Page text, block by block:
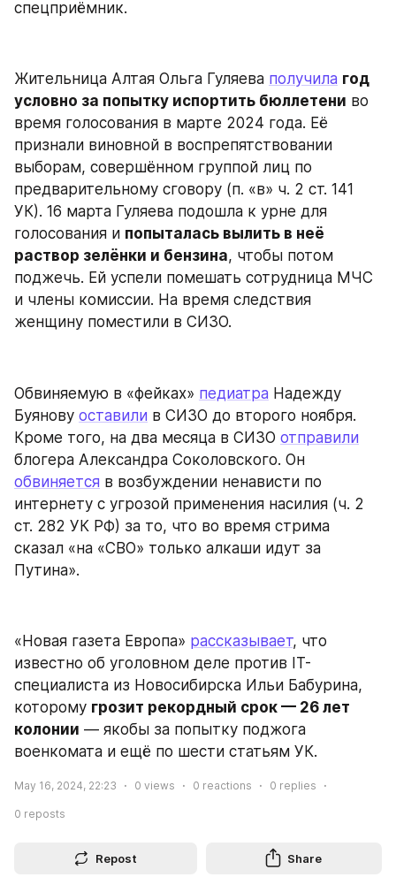
спецприёмник.
Жительница Алтая Ольга Гуляева получила год
условно за попытку испортить бюллетени во
время голосования в марте 2024 года. Её
признали виновной в воспрепятствовании
выборам, совершённом группой лиц по
предварительному сговору (п. «в» ч. 2 ст. 141
УК). 16 марта Гуляева подошла к урне для
голосования и попыталась вылить в неё
раствор зелёнки и бензина, чтобы потом
поджечь. Ей успели помешать сотрудница МЧС
и члены комиссии. На время следствия
женщину поместили в СИЗО.
Обвиняемую в «фейках» педиатра Надежду
Буянову оставили в СИЗО до второго ноября.
Кроме того, на два месяца в СИЗО отправили
обвиняется в возбуждении ненависти по
интернету с угрозой применения насилия (ч. 2
ст. 282 УК РФ) за то, что во время стрима
сказал «на «СВО» только алкаши идут за
Путина».
«Новая газета Европа» рассказывает, что
известно об уголовном деле против IT-
специалиста из Новосибирска Ильи Бабурина,
которому грозит рекордный срок — 26 лет
колонии — якобы за попытку поджога
военкомата и ещё по шести статьям УК.
May 16, 2024, 22:23 0 views 0 reactions 0 replies
0 reposts
Repost Share